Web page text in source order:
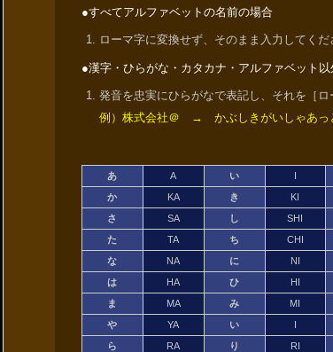
●すべてアルファベットの名前の場合
ローマ字に変換せず、そのまま入力してくだ
●漢字・ひらがな・カタカナ・アルファベット
発音を忠実にひらがなで表記し、それを［
例）株式会社＠ → かぶしきがいしゃあ
あ A い I
か
KA き KI
さ
SA し SHI
た
TA ち CHI
な
NA に NI
は
HA ひ HI
ま
MA み MI
や
YA い I
ら
RA り RI